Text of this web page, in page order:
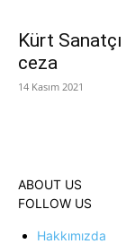
Kürt Sanatçı
ceza
14 Kasım 2021
ABOUT US
FOLLOW US
Hakkımızda